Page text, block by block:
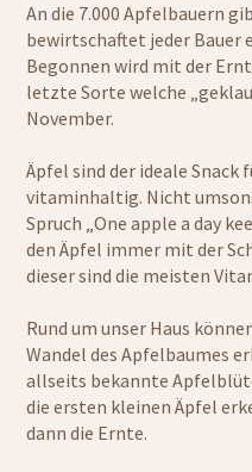
An die 7.000 Apfelbauern
bewirtschaftet jeder Bauer
Begonnen wird mit der
letzte Sorte welche
November.
Äpfel sind der ideale Snack
vitaminhaltig. Nicht
Spruch „One apple a day
den Äpfel immer mit der
dieser sind die meisten
Rund um unser Haus
Wandel des Apfelbaumes
allseits bekannte
die ersten kleinen Äpfel
dann die Ernte.